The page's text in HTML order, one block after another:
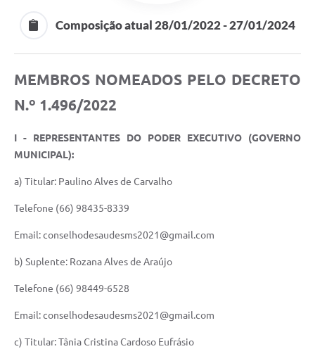
Carta de Serviços
Obras
Contas Públicas
Composição atual 28/01/2022 - 27/01/2024
MEMBROS NOMEADOS PELO DECRETO
N.º 1.496/2022
I - REPRESENTANTES DO PODER EXECUTIVO (GOVERNO
MUNICIPAL):
a) Titular: Paulino Alves de Carvalho
Telefone (66) 98435-8339
Email: conselhodesaudesms2021@gmail.com
b) Suplente: Rozana Alves de Araújo
Telefone (66) 98449-6528
Email: conselhodesaudesms2021@gmail.com
c) Titular: Tânia Cristina Cardoso Eufrásio